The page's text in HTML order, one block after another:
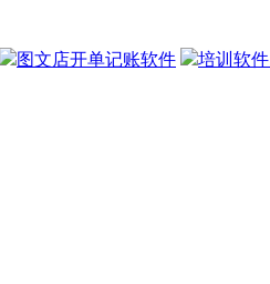
图文店开单记账软件
培训软